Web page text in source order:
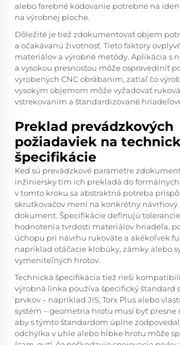
alebo farebné kódovanie potrebné na
na výrobnej ploche.
Dôležité je tiež zdokumentovať objem
a očakávanú životnosť. Tieto faktory
materiálov a výrobné metódy. Aplikácia s
a vysokou presnosťou môže ospravedlniť
vyrobených CNC obrábaním, zatiaľ čo
vysokým objemom môže vyžadovať
vstrekovaním a štandardizované
Preklad prevádzkových
požiadaviek na
špecifikácie
Keď sú prevádzkové parametre
inžiniersky tím ich prekladá do formálnych
v tomto kroku sa abstraktná potreba
skrutkovačov mení na konkrétny návrhový
dokument. Špecifikácie definujú
hodnotenia tvrdosti materiálov hriadeľa,
úchopu pri návrhu rukoväte a akékoľvek
napríklad otáčacie klobúky, zámky alebo
vymeniteľných hrotov.
Technická špecifikácia tiež rieši
výrobná linka používa špecifický štandard
prvkov – napríklad JIS, Torx Plus alebo
systém – geometria hrotu musí byť presne
aby s týmto štandardom úplne
odchýlka v uhle alebo hĺbke hrotu môže